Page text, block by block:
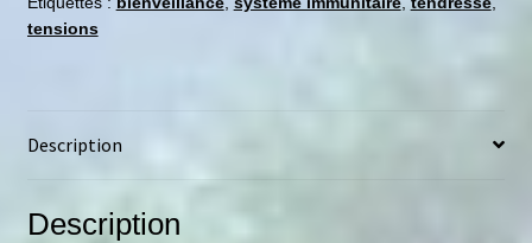
tensions
Description
Description